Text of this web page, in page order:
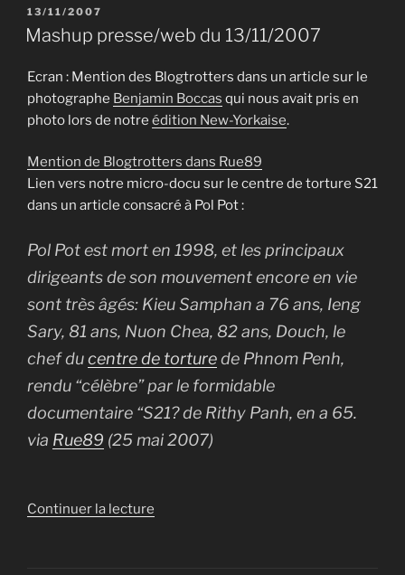
PUBLIÉ
LE
13/11/2007
Mashup presse/web du 13/11/2007
Ecran : Mention des Blogtrotters dans un article sur le
photographe Benjamin Boccas qui nous avait pris en
photo lors de notre édition New-Yorkaise.
Mention de Blogtrotters dans Rue89
Lien vers notre micro-docu sur le centre de torture S21
dans un article consacré à Pol Pot :
Pol Pot est mort en 1998, et les principaux
dirigeants de son mouvement encore en vie
sont très âgés: Kieu Samphan a 76 ans, Ieng
Sary, 81 ans, Nuon Chea, 82 ans, Douch, le
chef ducentre de torturede Phnom Penh,
rendu “célèbre” par le formidable
documentaire “S21? de Rithy Panh, en a 65.
via Rue89 (25 mai 2007)
Continuer la lecture